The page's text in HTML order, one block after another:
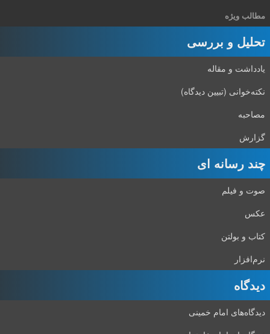
مطالب ویژه
تحلیل و بررسی
یادداشت و مقاله
نکته‌خوانی (تبیین دیدگاه)
مصاحبه
گزارش
چند رسانه ای
صوت و فیلم
عکس
کتاب و بولتن
نرم‌افزار
دیدگاه‌
دیدگاه‌های امام خمینی